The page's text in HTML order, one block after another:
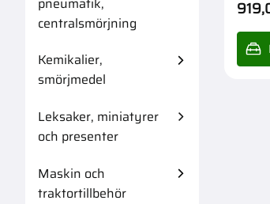
centralsmörjning
Kemikalier,
smörjmedel
Leksaker, miniatyrer
och presenter
Maskin och
traktortillbehör